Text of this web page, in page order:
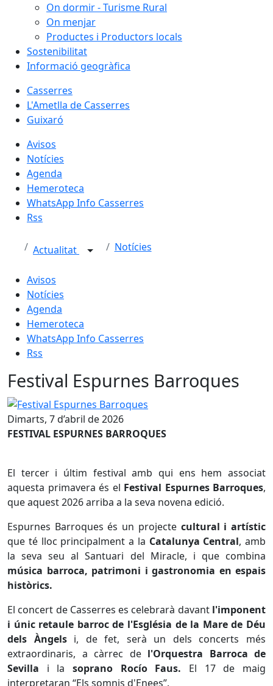
On dormir - Turisme Rural
On menjar
Productes i Productors locals
Sostenibilitat
Informació geogràfica
Casserres
L'Ametlla de Casserres
Guixaró
Avisos
Notícies
Agenda
Hemeroteca
WhatsApp Info Casserres
Rss
Actualitat Notícies
Avisos
Notícies
Agenda
Hemeroteca
WhatsApp Info Casserres
Rss
Festival Espurnes Barroques
Festival Espurnes Barroques
Dimarts, 7 d’abril de 2026
FESTIVAL ESPURNES BARROQUES
El tercer i últim festival amb qui ens hem associat
aquesta primavera és el Festival Espurnes Barroques,
que aquest 2026 arriba a la seva novena edició.
Espurnes Barroques és un projecte cultural i artístic
que té lloc principalment a la Catalunya Central, amb
la seva seu al Santuari del Miracle, i que combina
música barroca, patrimoni i gastronomia en espais
històrics.
El concert de Casserres es celebrarà davant l'imponent
i únic retaule barroc de l'Església de la Mare de Déu
dels Àngelsi, de fet, serà un dels concerts més
extraordinaris, a càrrec de l'Orquestra Barroca de
Sevilla i la soprano Rocío Faus. El 17 de maig
interpretaran “Els somnis d'Enees”.